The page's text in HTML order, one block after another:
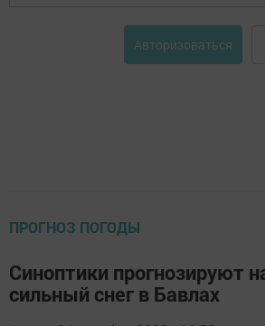
Авторизоваться
ПРОГНОЗ ПОГОДЫ
Синоптики прогнозируют
сильный снег в Бавлах